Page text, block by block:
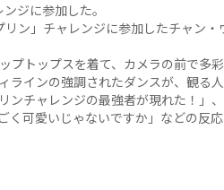
ジに参加した。
ン」チャレンジに参加したチャン
プトップスを着て、カメラの前で多
インの強調されたダンスが、観る人
ンチャレンジの最強者が現れた！」
可愛いじゃないですか」などの反応